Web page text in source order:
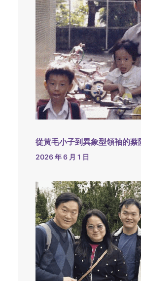
從黃毛小子到異象型領袖的蔡
2026 年 6 月 1 日